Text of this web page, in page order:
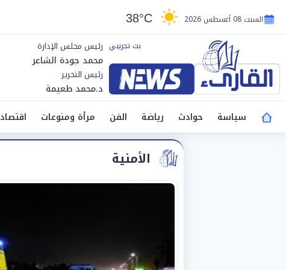
السبت 08 أغسطس 2026 38°C
رئيس مجلس الإدارة
محمد جودة الشاعر
رئيس التحرير
د.محمد طعيمة
سياسة
حوادث رياضة الفن مرأة ومنوعات اقتصاد
الأمنية